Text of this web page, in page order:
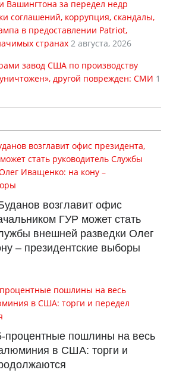
Вашингтона за передел недр
соглашений, коррупция, скандалы,
в предоставлении Patriot,
странах 2 августа, 2026
завод США по производству
другой поврежден: СМИ 1
возглавит офис
ГУР может стать
внешней разведки Олег
– президентские выборы
процентные пошлины на весь
в США: торги и